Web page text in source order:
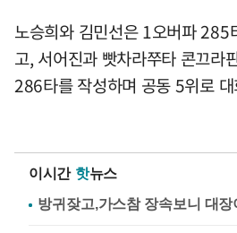
노승희와 김민선은 1오버파 285
고, 서어진과 빳차라쭈타 콘끄라
286타를 작성하며 공동 5위로
이시간 핫뉴스